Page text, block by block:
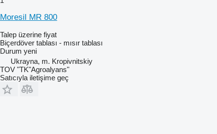
Moresil MR 800
Talep üzerine fiyat
Biçerdöver tablası - mısır tablası
Durum yeni
Ukrayna, m. Kropivnitskiy
TOV "TK"Agroalyans"
Satıcıyla iletişime geç